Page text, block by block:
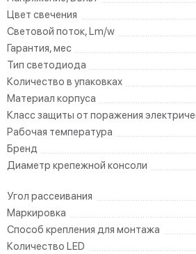
Цвет свечения
Световой поток, Lm/w
Гарантия, мес
Тип светодиода
Количество в упаковках
Материал корпуса
Класс защиты от поражения
Рабочая температура
Бренд
Диаметр крепежной консоли
Угол рассеивания
Маркировка
Способ крепления для монтажа
Количество LED